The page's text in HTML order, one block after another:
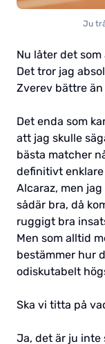
Ju
Nu låter det
Det tror jag
Zverev bättre
Det enda som
att jag skulle
bästa matcher
definitivt
Alcaraz, men
sådär bra, då
ruggigt bra
Men som alltid
bestämmer hur
odiskutabelt
Ska vi titta på
Ja, det är ju inte